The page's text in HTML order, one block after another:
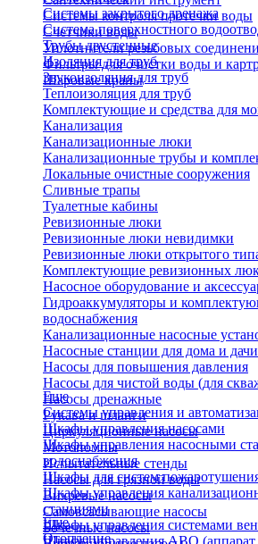
Системы контроля протечки воды
Счетчики воды
Уплотнители резьбовых
Фильтры для очистки воды и
Шаровые краны
Системы закрытого дренажа
Система поверхностного
Трубы двустенные
Изоляция для труб
Звукоизоляция для труб
Теплоизоляция для труб
Комплектующие и средства для
Канализация
Канализационные люки
Канализационные трубы и
Локальные очистные сооружения
Сливные трапы
Туалетные кабины
Ревизионные люки
Ревизионные люки невидимки
Ревизионные люки открытого
Комплектующие ревизионных
Насосное оборудование и
Гидроаккумуляторы и
водоснабжения
Канализационные насосные
Насосные станции для дома и дачи
Насосы для повышения давления
Насосы для чистой воды (для
Насосы дренажные
Рукава и шланги
Циркуляционные насосы
Мотопомпы
Испытательные стенды
Насосы для грязной воды
Вихревые насосы
Самовсасывающие насосы
Бочечные насосы
Еще
Системы управления и
Шкафы управления насосами
Шкафы управления насосными
водоснабжения
Шкафы для систем
Шкафы управления
станциями
Шкафы управления системами
Шкафы управления АВО (аппарат
Еще
Отопление